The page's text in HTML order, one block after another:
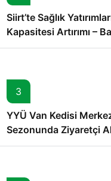
Siirt’te Sağlık
Kapasitesi Artırımı –
Memişoğlu’nun
3
YYÜ Van Kedisi
Sezonunda Ziyaretçi
Vurgusu